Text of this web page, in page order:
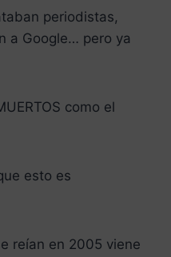
periodistas,
a Google… pero ya
como el
esto es
reían en 2005 viene